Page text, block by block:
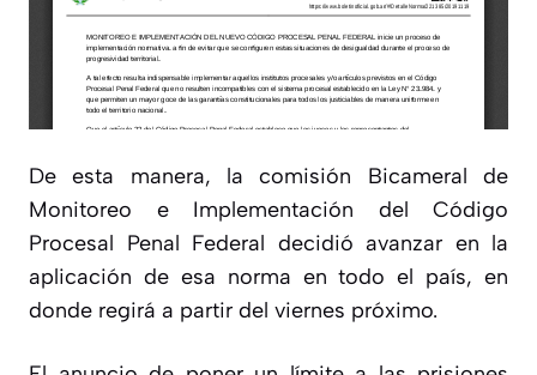
De esta manera, la comisión Bicameral de
Monitoreo e Implementación del Código
Procesal Penal Federal decidió avanzar en la
aplicación de esa norma en todo el país, en
donde regirá a partir del viernes próximo.